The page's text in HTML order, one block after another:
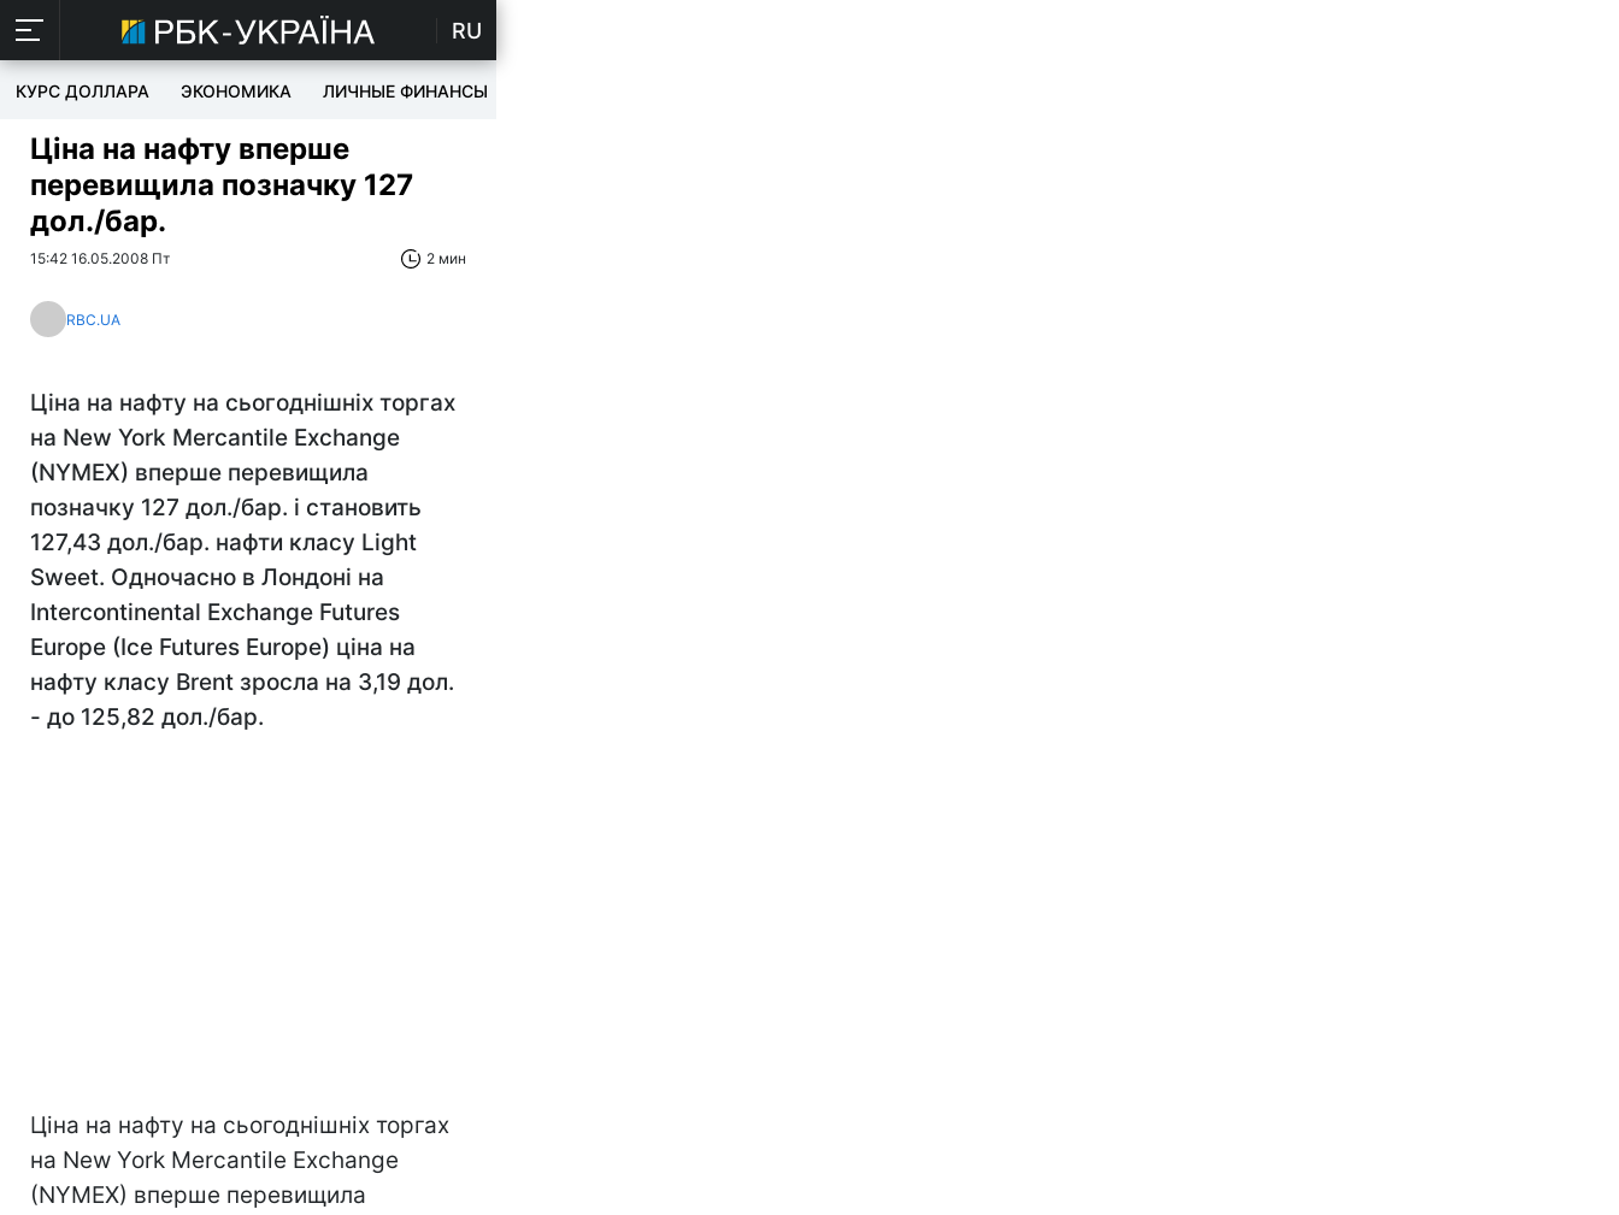
RU
КУРС ДОЛЛАРА ЭКОНОМИКА ЛИЧНЫЕ ФИНАНСЫ
Ціна на нафту вперше
перевищила позначку 127
дол./бар.
15:42 16.05.2008 Пт 2 мин
RBC.UA
Ціна на нафту на сьогоднішніх торгах
на New York Mercantile Exchange
(NYMEX) вперше перевищила
позначку 127 дол./бар. і становить
127,43 дол./бар. нафти класу Light
Sweet. Одночасно в Лондоні на
Intercontinental Exchange Futures
Europe (Iсe Futures Europe) ціна на
нафту класу Brent зросла на 3,19 дол.
- до 125,82 дол./бар.
Ціна на нафту на сьогоднішніх торгах
на New York Mercantile Exchange
(NYMEX) вперше перевищила